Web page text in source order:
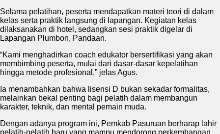
Selama pelatihan, peserta mendapatkan materi teori di dalam
kelas serta praktik langsung di lapangan. Kegiatan kelas
dilaksanakan di hotel, sedangkan sesi praktik digelar di
Lapangan Plumbon, Pandaan.
“Kami menghadirkan coach edukator bersertifikasi yang akan
membimbing peserta, mulai dari dasar-dasar kepelatihan
hingga metode profesional,” jelas Agus.
Ia menambahkan bahwa lisensi D bukan sekadar formalitas,
melainkan bekal penting bagi pelatih dalam membangun
karakter, teknik, dan mental pemain muda.
Dengan adanya program ini, Pemkab Pasuruan berharap lahir